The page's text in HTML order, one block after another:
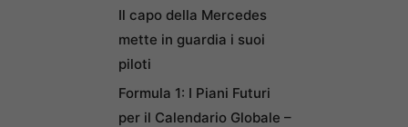
Il capo della Mercedes
mette in guardia i suoi
piloti
Formula 1: I Piani Futuri
per il Calendario Globale –